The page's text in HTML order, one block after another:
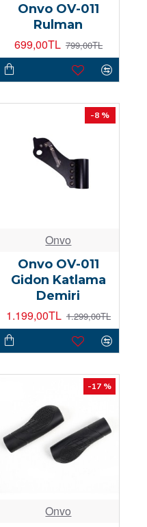
Onvo OV-011
Rulman
699,00TL 799,00TL
-8 %
Onvo
Onvo OV-011
Gidon Katlama
Demiri
1.199,00TL 1.299,00TL
-17 %
Onvo